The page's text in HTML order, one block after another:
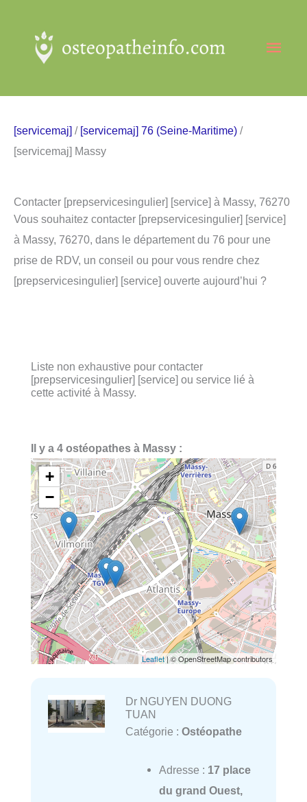
contenu
[servicemaj] / [servicemaj] 76 (Seine-Maritime) /
[servicemaj] Massy
Contacter [prepservicesingulier] [service] à Massy, 76270
Vous souhaitez contacter [prepservicesingulier] [service]
à Massy, 76270, dans le département du 76 pour une
prise de RDV, un conseil ou pour vous rendre chez
[prepservicesingulier] [service] ouverte aujourd’hui ?
Liste non exhaustive pour contacter
[prepservicesingulier] [service] ou service lié à
cette activité à Massy.
Il y a 4 ostéopathes à Massy :
+
−
Leaflet| © OpenStreetMap contributors
Dr NGUYEN DUONG
TUAN
Catégorie : Ostéopathe
Adresse : 17 place
du grand Ouest,